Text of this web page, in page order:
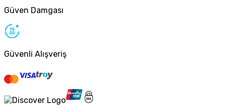
Güven Damgası
Güvenli Alışveriş